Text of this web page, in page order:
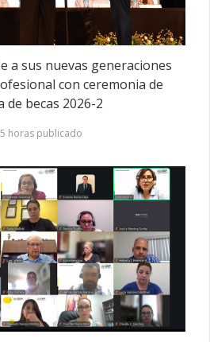
a sus nuevas generaciones
con ceremonia de
becas 2026-2
5 horas publicado